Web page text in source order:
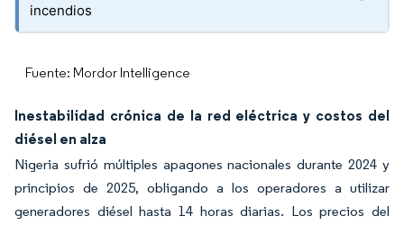
incendios
Fuente: Mordor Intelligence
Inestabilidad crónica de la red eléctrica y costos del
diésel en alza
Nigeria sufrió múltiples apagones nacionales durante 2024 y
principios de 2025, obligando a los operadores a utilizar
generadores diésel hasta 14 horas diarias. Los precios del